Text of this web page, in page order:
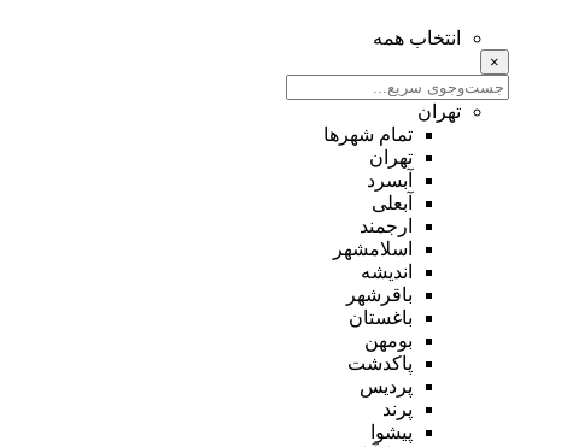
انتخاب همه
×
تهران
تمام شهر‌ها
تهران
آبسرد
آبعلی
ارجمند
اسلامشهر
اندیشه
باقرشهر
باغستان
بومهن
پاکدشت
پردیس
پرند
پیشوا